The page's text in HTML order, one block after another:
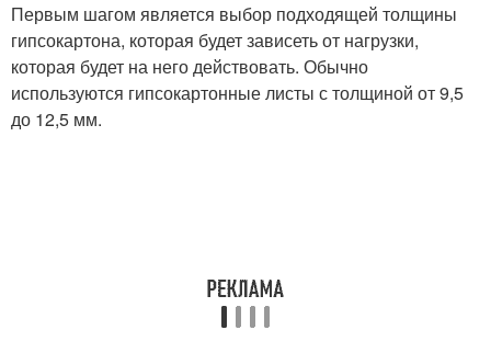
Первым шагом является выбор подходящей толщины
гипсокартона, которая будет зависеть от нагрузки,
которая будет на него действовать. Обычно
используются гипсокартонные листы с толщиной от 9,5
до 12,5 мм.